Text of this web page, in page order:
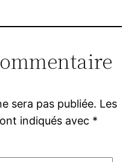
sera pas publiée. Les
indiqués avec *